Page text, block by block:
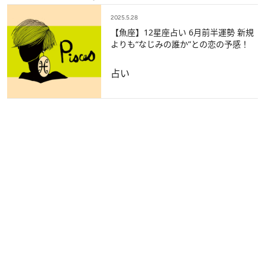
2025.5.28
【魚座】12星座占い 6月前半運勢 新規
よりも“なじみの誰か”との恋の予感！
占い